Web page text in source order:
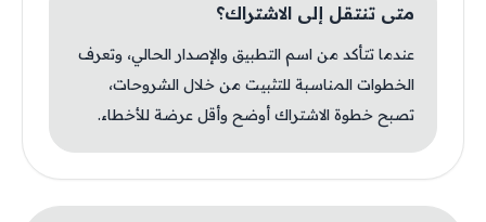
متى تنتقل إلى الاشتراك؟
عندما تتأكد من اسم التطبيق والإصدار الحالي، وتعرف
الخطوات المناسبة للتثبيت من خلال الشروحات،
تصبح خطوة الاشتراك أوضح وأقل عرضة للأخطاء.